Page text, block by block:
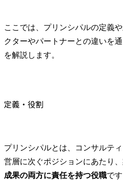
・知的財産活動の強
最適化(相談対応のAI
DX化等、法務・知財
ける当社事業支援・貢
(特許及び商標の調査・
害の予防やトラブル
関する各種プロジェク
支援、相談対応等)
ここでは、プリンシパルの定義
クターやパートナーとの違いを
を解説します。
定義・役割
プリンシパルとは、コンサルテ
営層に次ぐポジションにあたり、
成果の両方に責任を持つ役職です